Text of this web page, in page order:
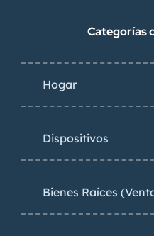
Categorías
Hogar
Dispositivos
Bienes Raíces